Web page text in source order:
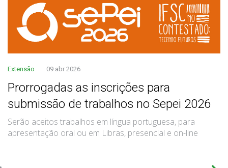
Extensão 09 abr 2026
Prorrogadas as inscrições para
submissão de trabalhos no Sepei 2026
Serão aceitos trabalhos em língua portuguesa, para
apresentação oral ou em Libras, presencial e on-line